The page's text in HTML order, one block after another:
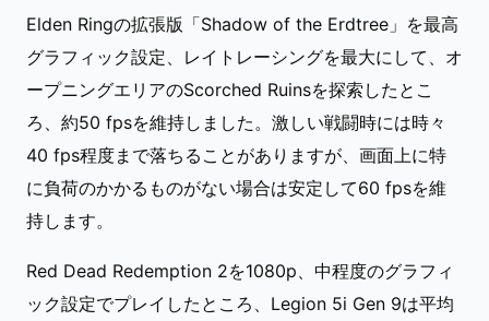
Elden Ringの拡張版「Shadow of the Erdtree」を最高
グラフィック設定、レイトレーシングを最大にして、オ
ープニングエリアのScorched Ruinsを探索したとこ
ろ、約50 fpsを維持しました。激しい戦闘時には時々
40 fps程度まで落ちることがありますが、画面上に特
に負荷のかかるものがない場合は安定して60 fpsを維
持します。
Red Dead Redemption 2を1080p、中程度のグラフィ
ック設定でプレイしたところ、Legion 5i Gen 9は平均